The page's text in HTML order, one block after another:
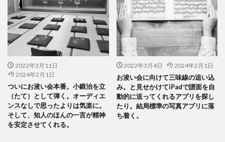
2022年3月11日
2024年2月1日
ついにお浚い会本番。小鍛治を立
（たて）として弾く。オーディエ
ンスなしで思ったよりは気楽に。
そして、知人のほんの一言が精神
を安定させてくれる。
2022年3月4日 2024年2月1日
お浚い会に向けて三味線の追い込
み。と見せかけてiPadで譜面を自
動的に送ってくれるアプリを探し
たり。結局標準の写真アプリに落
ち着く。